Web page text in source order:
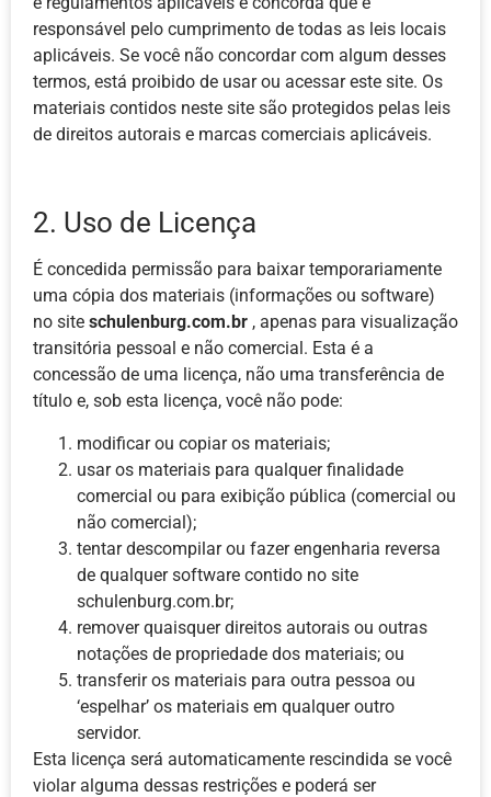
responsável pelo cumprimento de todas as leis locais
aplicáveis. Se você não concordar com algum desses
termos, está proibido de usar ou acessar este site. Os
materiais contidos neste site são protegidos pelas leis
de direitos autorais e marcas comerciais aplicáveis.
2. Uso de Licença
É concedida permissão para baixar temporariamente
uma cópia dos materiais (informações ou software)
no site schulenburg.com.br , apenas para visualização
transitória pessoal e não comercial. Esta é a
concessão de uma licença, não uma transferência de
título e, sob esta licença, você não pode:
modificar ou copiar os materiais;
usar os materiais para qualquer finalidade
comercial ou para exibição pública (comercial ou
não comercial);
tentar descompilar ou fazer engenharia reversa
de qualquer software contido no site
schulenburg.com.br;
remover quaisquer direitos autorais ou outras
notações de propriedade dos materiais; ou
transferir os materiais para outra pessoa ou
‘espelhar’ os materiais em qualquer outro
servidor.
Esta licença será automaticamente rescindida se você
violar alguma dessas restrições e poderá ser